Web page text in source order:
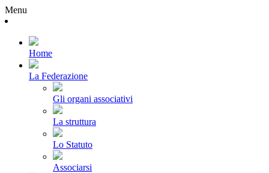
Menu
Home
La Federazione
Gli organi associativi
La struttura
Lo Statuto
Associarsi